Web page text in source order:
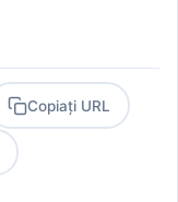
Copiați URL